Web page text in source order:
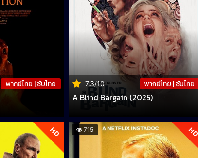
พากย์ไทย | ซับไทย 7.3/10 พากย์ไทย | ซับไทย
A Blind Bargain (2025)
HD 715 HD